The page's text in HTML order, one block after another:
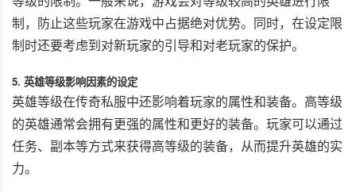
制，防止这些玩家在游戏中占据绝对优势。同时，在设定限
制时还要考虑到对新玩家的引导和对老玩家的保护。
5. 英雄等级影响因素的设定
英雄等级在传奇私服中还影响着玩家的属性和装备。高等级
的英雄通常会拥有更强的属性和更好的装备。玩家可以通过
任务、副本等方式来获得高等级的装备，从而提升英雄的实
力。